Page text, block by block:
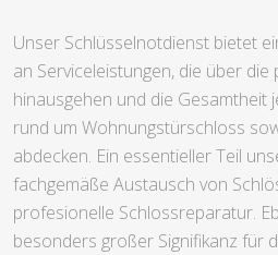
Unser Schlüsselnotdienst bietet
an Serviceleistungen, die über
hinausgehen und die Gesamtheit
rund um Wohnungstürschloss
abdecken. Ein essentieller Teil
fachgemäße Austausch von
profesionelle Schlossreparatur.
besonders großer Signifikanz für